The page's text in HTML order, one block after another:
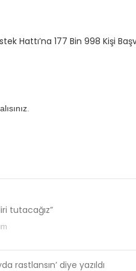
Hattı’na 177 Bin 998 Kişi
tutacağız”
rastlansın’ diye yazıldı